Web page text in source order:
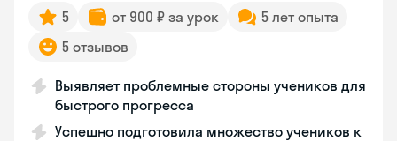
5 от 900 ₽ за урок
5 лет опыта
5 отзывов
Выявляет проблемные стороны учеников для
быстрого прогресса
Успешно подготовила множество учеников к